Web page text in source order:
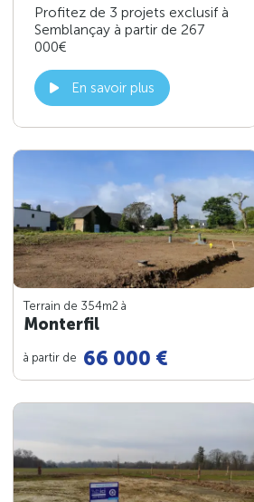
Profitez de 3 projets exclusif à
Semblançay à partir de 267
000€
En savoir plus
Terrain de 354m2 à
Monterfil
à partir de 66 000 €